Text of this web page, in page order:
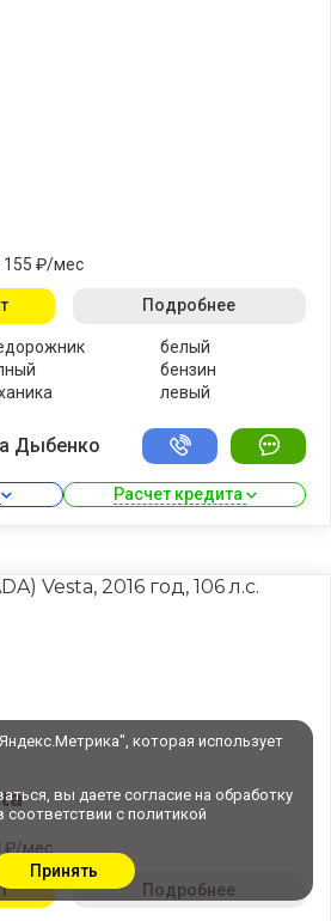
которая использует
вы даете согласие на обработку
соответствии с политикой
Принять
155 ₽/мес
белый
бензин
левый
Подробнее
Дыбенко
Расчет кредита
₽/мес
Подробнее